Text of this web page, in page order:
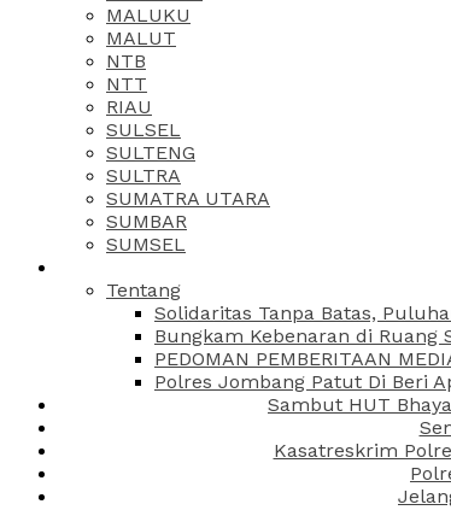
MALUKU
MALUT
NTB
NTT
RIAU
SULSEL
SULTENG
SULTRA
SUMATRA UTARA
SUMBAR
SUMSEL
Tentang
Solidaritas Tanpa Batas,
Bungkam Kebenaran di Ruang
PEDOMAN PEMBERITAAN
Polres Jombang Patut Di Beri
Sambut HUT
Kasatreskrim